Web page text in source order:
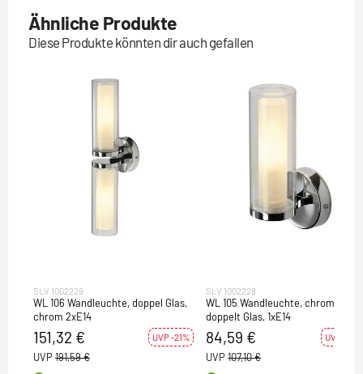
Ähnliche Produkte
Diese Produkte könnten dir auch gefallen
SLV 1002229
WL 106 Wandleuchte, doppel Glas,
chrom 2xE14
151,32 € UVP -21%
UVP 191,59 €
SLV 1002228
WL 105 Wandleuchte, chrom,
doppelt Glas, 1xE14
84,59 € UVP -21%
UVP 107,10 €